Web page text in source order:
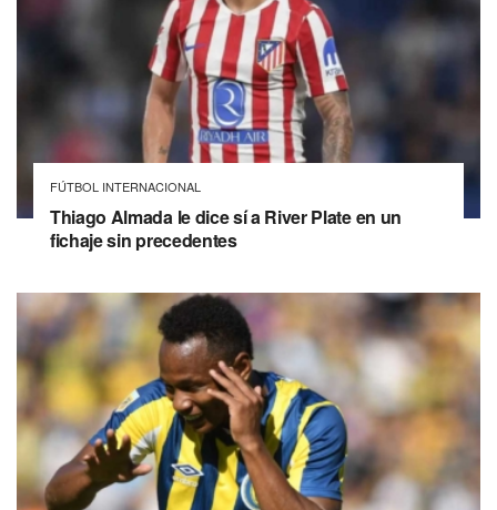
FÚTBOL INTERNACIONAL
Thiago Almada le dice sí a River Plate en un
fichaje sin precedentes